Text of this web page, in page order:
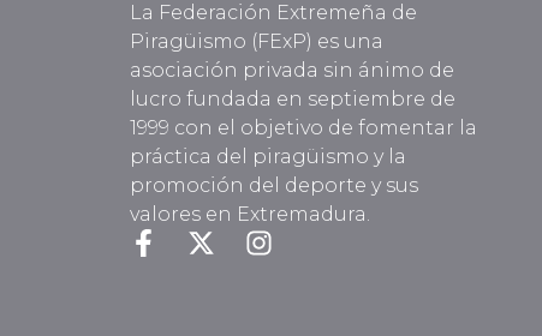
La Federación Extremeña de
Piragüismo (FExP) es una
asociación privada sin ánimo de
lucro fundada en septiembre de
1999 con el objetivo de fomentar la
práctica del piragüismo y la
promoción del deporte y sus
valores en Extremadura.